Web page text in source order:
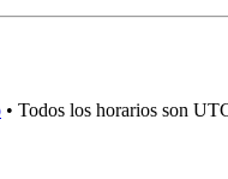
• Todos los horarios son